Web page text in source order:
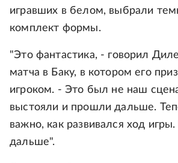
игравших в белом, выбрали
комплект формы.
"Это фантастика, - говорил
матча в Баку, в котором его
игроком. - Это был не наш
выстояли и прошли дальше.
важно, как развивался ход
дальше".